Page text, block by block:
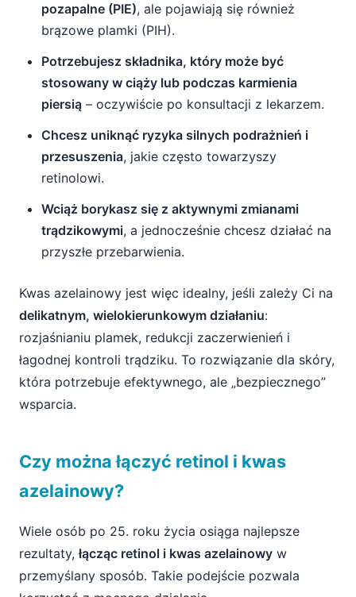
pozapalne (PIE), ale pojawiają się również
brązowe plamki (PIH).
Potrzebujesz składnika, który może być
stosowany w ciąży lub podczas karmienia
piersią – oczywiście po konsultacji z lekarzem.
Chcesz uniknąć ryzyka silnych podrażnień i
przesuszenia, jakie często towarzyszy
retinolowi.
Wciąż borykasz się z aktywnymi zmianami
trądzikowymi, a jednocześnie chcesz działać na
przyszłe przebarwienia.
Kwas azelainowy jest więc idealny, jeśli zależy Ci na
delikatnym, wielokierunkowym działaniu:
rozjaśnianiu plamek, redukcji zaczerwienień i
łagodnej kontroli trądziku. To rozwiązanie dla skóry,
która potrzebuje efektywnego, ale „bezpiecznego”
wsparcia.
Czy można łączyć retinol i kwas
azelainowy?
Wiele osób po 25. roku życia osiąga najlepsze
rezultaty, łącząc retinol i kwas azelainowy w
przemyślany sposób. Takie podejście pozwala